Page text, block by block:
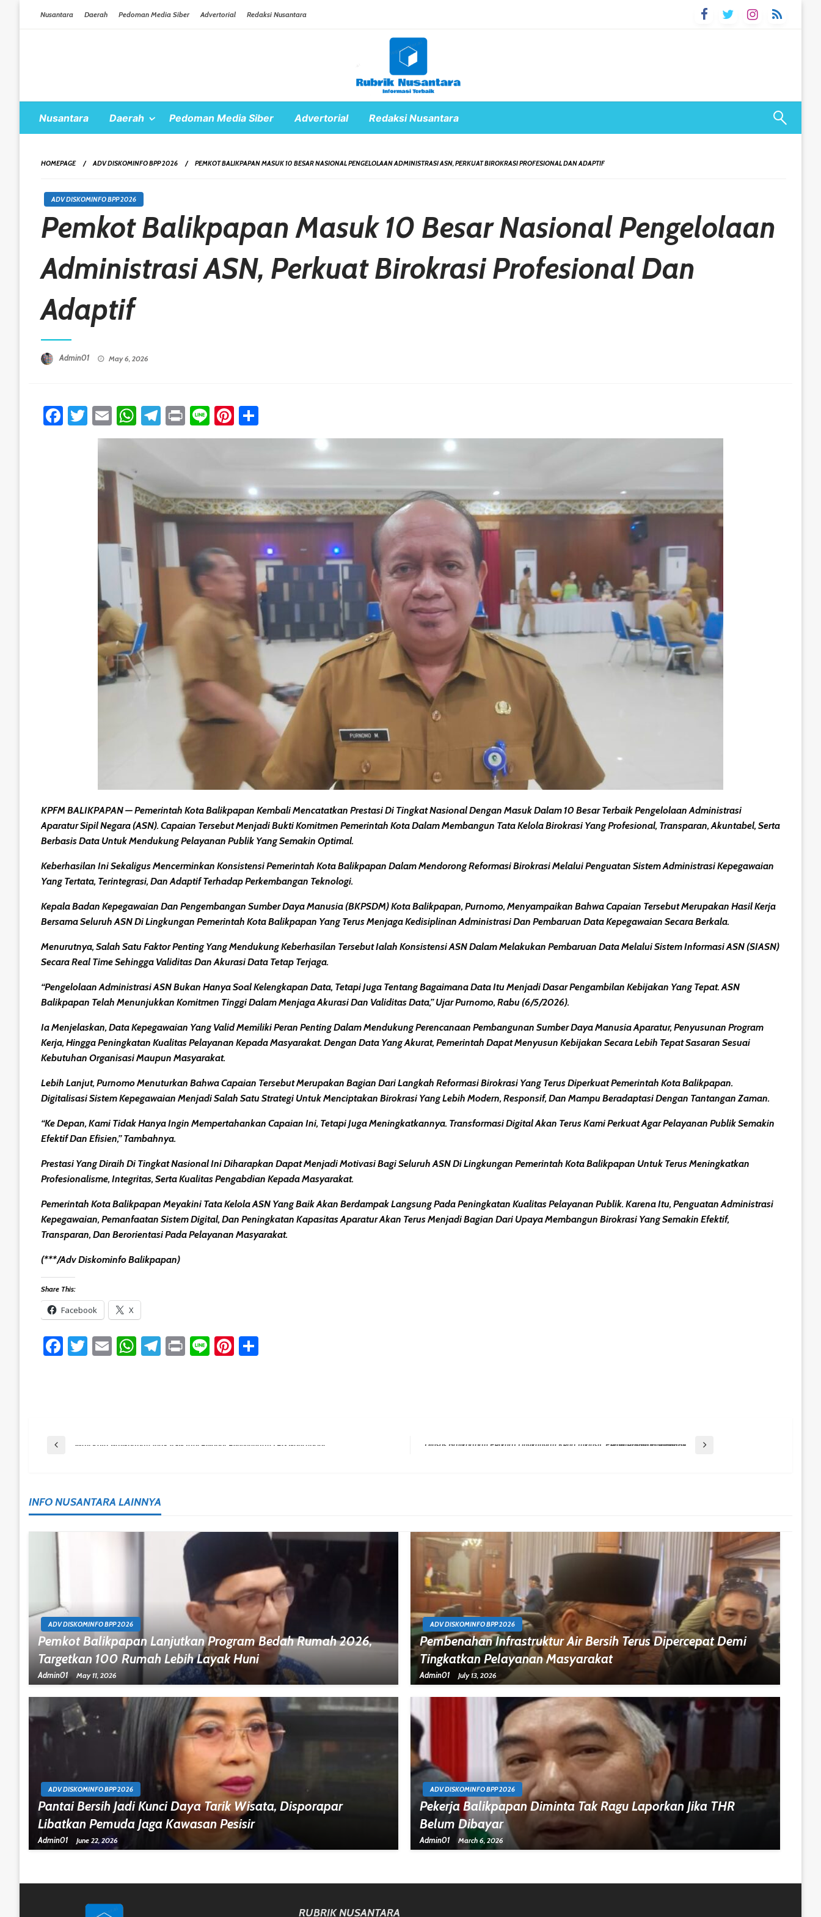
Nusantara Daerah Pedoman Media Siber Advertorial Redaksi Nusantara
Nusantara Daerah Pedoman Media Siber Advertorial Redaksi Nusantara
HOMEPAGE ADV DISKOMINFO BPP 2026 PEMKOT BALIKPAPAN MASUK 10 BESAR NASIONAL PENGELOLAAN ADMINISTRASI ASN, PERKUAT BIROKRASI PROFESIONAL DAN ADAPTIF
ADV DISKOMINFO BPP 2026
Pemkot Balikpapan Masuk 10 Besar Nasional Pengelolaan
Administrasi ASN, Perkuat Birokrasi Profesional Dan
Adaptif
Admin01 May 6, 2026
Facebook
Twitter
EmailWhatsApp
Telegram
PrintLinePinterest
KPFM BALIKPAPAN — Pemerintah Kota Balikpapan Kembali Mencatatkan Prestasi Di Tingkat Nasional Dengan Masuk Dalam 10 Besar Terbaik Pengelolaan Administrasi
Aparatur Sipil Negara (ASN). Capaian Tersebut Menjadi Bukti Komitmen Pemerintah Kota Dalam Membangun Tata Kelola Birokrasi Yang Profesional, Transparan, Akuntabel, Serta
Berbasis Data Untuk Mendukung Pelayanan Publik Yang Semakin Optimal.
Keberhasilan Ini Sekaligus Mencerminkan Konsistensi Pemerintah Kota Balikpapan Dalam Mendorong Reformasi Birokrasi Melalui Penguatan Sistem Administrasi Kepegawaian
Yang Tertata, Terintegrasi, Dan Adaptif Terhadap Perkembangan Teknologi.
Kepala Badan Kepegawaian Dan Pengembangan Sumber Daya Manusia (BKPSDM) Kota Balikpapan, Purnomo, Menyampaikan Bahwa Capaian Tersebut Merupakan Hasil Kerja
Bersama Seluruh ASN Di Lingkungan Pemerintah Kota Balikpapan Yang Terus Menjaga Kedisiplinan Administrasi Dan Pembaruan Data Kepegawaian Secara Berkala.
Menurutnya, Salah Satu Faktor Penting Yang Mendukung Keberhasilan Tersebut Ialah Konsistensi ASN Dalam Melakukan Pembaruan Data Melalui Sistem Informasi ASN (SIASN)
Secara Real Time Sehingga Validitas Dan Akurasi Data Tetap Terjaga.
“Pengelolaan Administrasi ASN Bukan Hanya Soal Kelengkapan Data, Tetapi Juga Tentang Bagaimana Data Itu Menjadi Dasar Pengambilan Kebijakan Yang Tepat. ASN
Balikpapan Telah Menunjukkan Komitmen Tinggi Dalam Menjaga Akurasi Dan Validitas Data,” Ujar Purnomo, Rabu (6/5/2026).
Ia Menjelaskan, Data Kepegawaian Yang Valid Memiliki Peran Penting Dalam Mendukung Perencanaan Pembangunan Sumber Daya Manusia Aparatur, Penyusunan Program
Kerja, Hingga Peningkatan Kualitas Pelayanan Kepada Masyarakat. Dengan Data Yang Akurat, Pemerintah Dapat Menyusun Kebijakan Secara Lebih Tepat Sasaran Sesuai
Kebutuhan Organisasi Maupun Masyarakat.
Lebih Lanjut, Purnomo Menuturkan Bahwa Capaian Tersebut Merupakan Bagian Dari Langkah Reformasi Birokrasi Yang Terus Diperkuat Pemerintah Kota Balikpapan.
Digitalisasi Sistem Kepegawaian Menjadi Salah Satu Strategi Untuk Menciptakan Birokrasi Yang Lebih Modern, Responsif, Dan Mampu Beradaptasi Dengan Tantangan Zaman.
“Ke Depan, Kami Tidak Hanya Ingin Mempertahankan Capaian Ini, Tetapi Juga Meningkatkannya. Transformasi Digital Akan Terus Kami Perkuat Agar Pelayanan Publik Semakin
Efektif Dan Efisien,” Tambahnya.
Prestasi Yang Diraih Di Tingkat Nasional Ini Diharapkan Dapat Menjadi Motivasi Bagi Seluruh ASN Di Lingkungan Pemerintah Kota Balikpapan Untuk Terus Meningkatkan
Profesionalisme, Integritas, Serta Kualitas Pengabdian Kepada Masyarakat.
Pemerintah Kota Balikpapan Meyakini Tata Kelola ASN Yang Baik Akan Berdampak Langsung Pada Peningkatan Kualitas Pelayanan Publik. Karena Itu, Penguatan Administrasi
Kepegawaian, Pemanfaatan Sistem Digital, Dan Peningkatan Kapasitas Aparatur Akan Terus Menjadi Bagian Dari Upaya Membangun Birokrasi Yang Semakin Efektif,
Transparan, Dan Berorientasi Pada Pelayanan Masyarakat.
(***/Adv Diskominfo Balikpapan)
Share This:
Facebook X
Facebook
Twitter
EmailWhatsApp
Telegram
PrintLinePinterest
Post
Previous Post Wali Kota Balikpapan Ajak ASN Jadi Pelopor Penggunaan LPG Nonsubsidi Next Post Dinsos Balikpapan Perkuat Lingkungan Kerja Inklusif, Penyandang Disabilitas Ikuti Program Magang
INFO NUSANTARA LAINNYA
ADV DISKOMINFO BPP 2026
Pemkot Balikpapan Lanjutkan Program Bedah Rumah 2026,
Targetkan 100 Rumah Lebih Layak Huni
Admin01 May 11, 2026
ADV DISKOMINFO BPP 2026
Pembenahan Infrastruktur Air Bersih Terus Dipercepat Demi
Tingkatkan Pelayanan Masyarakat
Admin01 July 13, 2026
ADV DISKOMINFO BPP 2026
Pantai Bersih Jadi Kunci Daya Tarik Wisata, Disporapar
Libatkan Pemuda Jaga Kawasan Pesisir
Admin01 June 22, 2026
ADV DISKOMINFO BPP 2026
Pekerja Balikpapan Diminta Tak Ragu Laporkan Jika THR
Belum Dibayar
Admin01 March 6, 2026
RUBRIK NUSANTARA